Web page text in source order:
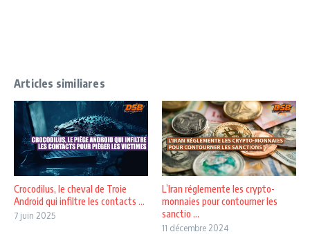
Articles similiares
Crocodilus, le cheval de Troie
Android qui infiltre les contacts ...
7 juin 2025
L’Iran réglemente les crypto-
monnaies pour contourner les
sanctio ...
11 décembre 2024